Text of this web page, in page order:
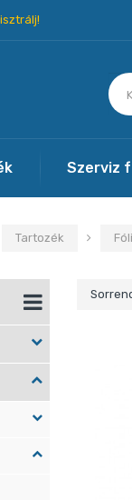
Szerviz
Tartozék